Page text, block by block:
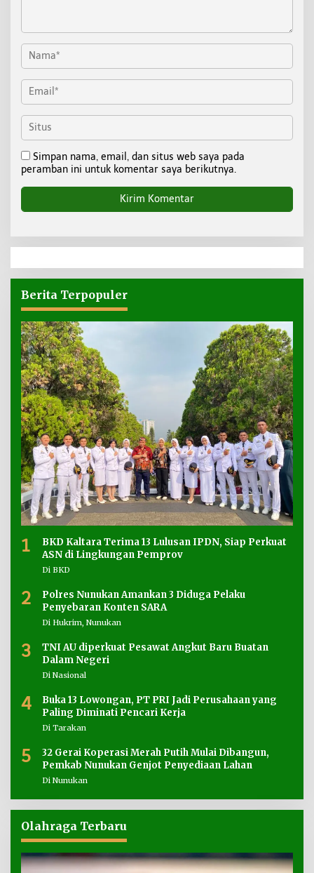
Simpan nama, email, dan situs web saya pada
peramban ini untuk komentar saya berikutnya.
Berita Terpopuler
1
BKD Kaltara Terima 13 Lulusan IPDN, Siap Perkuat
ASN di Lingkungan Pemprov
Di BKD
2
Polres Nunukan Amankan 3 Diduga Pelaku
Penyebaran Konten SARA
Di Hukrim, Nunukan
3
TNI AU diperkuat Pesawat Angkut Baru Buatan
Dalam Negeri
Di Nasional
4
Buka 13 Lowongan, PT PRI Jadi Perusahaan yang
Paling Diminati Pencari Kerja
Di Tarakan
5
32 Gerai Koperasi Merah Putih Mulai Dibangun,
Pemkab Nunukan Genjot Penyediaan Lahan
Di Nunukan
Olahraga Terbaru